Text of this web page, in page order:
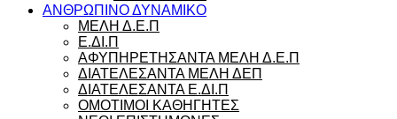
ΑΝΘΡΩΠΙΝΟ ΔΥΝΑΜΙΚΟ
ΜΕΛΗ Δ.Ε.Π
Ε.ΔΙ.Π
ΑΦΥΠΗΡΕΤΗΣΑΝΤΑ ΜΕΛΗ Δ.Ε.Π
ΔΙΑΤΕΛΕΣΑΝΤΑ ΜΕΛΗ ΔΕΠ
ΔΙΑΤΕΛΕΣΑΝΤΑ Ε.ΔΙ.Π
ΟΜΟΤΙΜΟΙ ΚΑΘΗΓΗΤΕΣ